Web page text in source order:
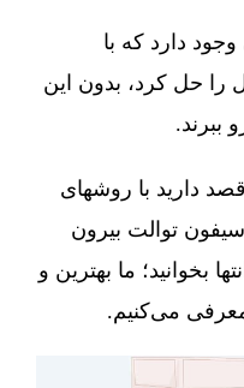
دارد که با
را حل کرد، بدون این
ببرند.
دارید با روشهای
توالت بیرون
بخوانید؛ ما بهترین و
می‌کنیم.